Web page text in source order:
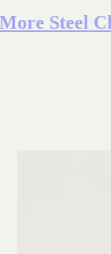
Steel